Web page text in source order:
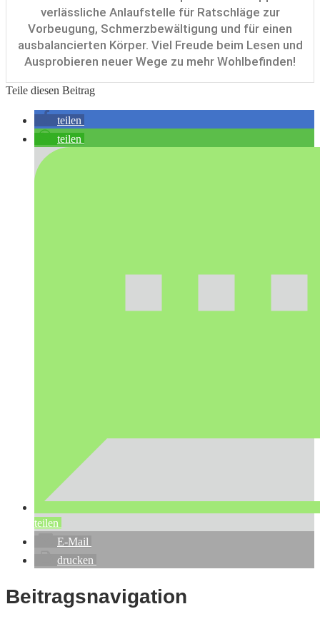
verlässliche Anlaufstelle für Ratschläge zur
Vorbeugung, Schmerzbewältigung und für einen
ausbalancierten Körper. Viel Freude beim Lesen und
Ausprobieren neuer Wege zu mehr Wohlbefinden!
Teile diesen Beitrag
teilen
teilen
teilen
E-Mail
drucken
Beitragsnavigation